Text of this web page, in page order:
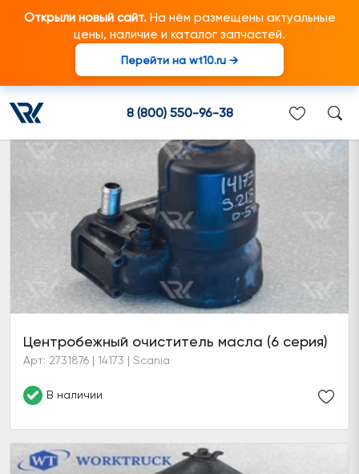
Открыли новый сайт.На нём размещены актуальные
цены, наличие и каталог запчастей.
Перейти на wt10.ru →
8 (800) 550-96-38
Центробежный очиститель масла
Центробежный очиститель масла (6 серия)
Арт: 2731876 | 14173 | Scania
В наличии